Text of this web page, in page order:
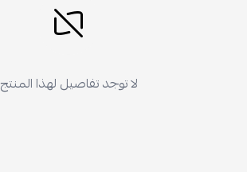
لا توجد تفاصيل لهذا المنتج